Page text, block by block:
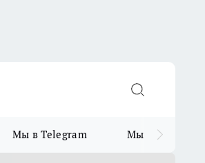
Мы в Telegram Мы в MAX